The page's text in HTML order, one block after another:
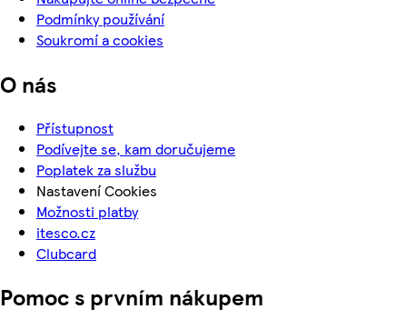
Podmínky používání
Soukromí a cookies
O nás
Přístupnost
Podívejte se, kam doručujeme
Poplatek za službu
Nastavení Cookies
Možnosti platby
itesco.cz
Clubcard
Pomoc s prvním nákupem